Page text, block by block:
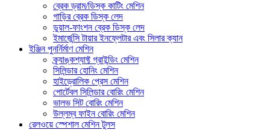
ব্রেক ড্রাম/ডিস্ক কাটিং মেশিন
গাড়ির ব্রেক ডিস্ক লেদ
ডুয়াল-ফাংশন ব্রেক ডিস্ক লেদ
ইমার্জেন্সি টায়ার ইনফ্লেটার এবং সিলার ক্যান
ইঞ্জিন পুনর্নির্মাণ মেশিন
ক্র্যাঙ্কশ্যাফ্ট গ্রাইন্ডিং মেশিন
সিলিন্ডার হোনিং মেশিন
হাইড্রোলিক প্রেস মেশিন
পোর্টেবল সিলিন্ডার বোরিং মেশিন
ভালভ সিট বোরিং মেশিন
উল্লম্ব ফাইন বোরিং মেশিন
রেলওয়ে স্পেশাল মেশিন টুলস